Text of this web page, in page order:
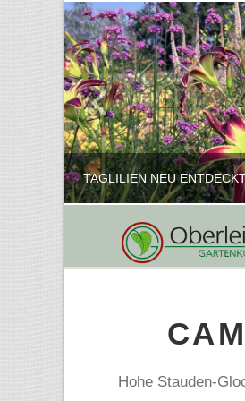
Hohe Stauden-